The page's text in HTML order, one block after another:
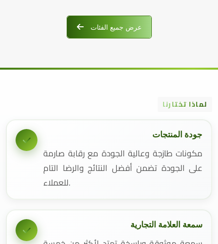
عرض جميع الفئات
لماذا تختارنا
جودة المنتجات
مكونات طازجة وعالية الجودة مع رقابة صارمة
على الجودة تضمن أفضل النتائج والرضا التام
للعملاء.
سمعة العلامة التجارية